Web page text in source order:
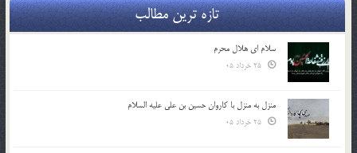
تازه ترین مطالب
سلام ای هلال محرم
منزل به منزل با کاروان حسین بن علی علیه السلام